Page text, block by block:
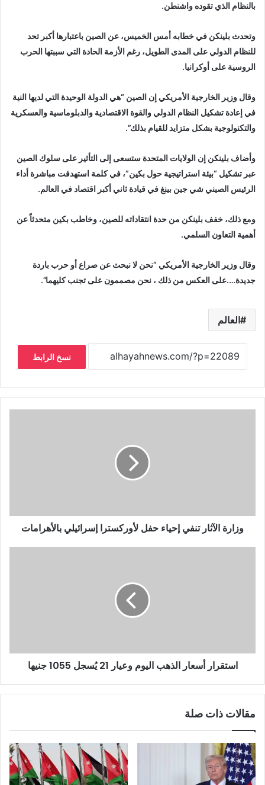
بالنظام الذي تقوده واشنطن.
وتحدث بلينكن في خطابه أمس الخميس، عن الصين باعتبارها أكبر تحد
للنظام الدولي على المدى الطويل، رغم الأزمة الحادة التي سببتها الحرب
الروسية على أوكرانيا.
وقال وزير الخارجية الأمريكي إن الصين “هي الدولة الوحيدة التي لديها النية
في إعادة تشكيل النظام الدولي والقوة الاقتصادية والدبلوماسية والعسكرية
والتكنولوجية بشكل متزايد للقيام بذلك”.
وأضاف بلينكن إن الولايات المتحدة ستسعى إلى التأثير على سلوك الصين
عبر تشكيل “بيئة استراتيجية حول بكين”، في كلمة استهدفت مباشرة أداء
الرئيس الصيني شي جين بينغ في قيادة ثاني أكبر اقتصاد في العالم.
ومع ذلك، خفف بلينكن من حدة انتقاداته للصين، وخاطب بكين متحدثاً عن
أهمية التعاون السلمي.
وقال وزير الخارجية الأمريكي “نحن لا نبحث عن صراع أو حرب باردة
جديدة….على العكس من ذلك ، نحن مصممون على تجنب كليهما”.
العالم
نسخ الرابط
وزارة الآثار تنفي إحياء حفل لأوركسترا إسرائيلي بالأهرامات
استقرار أسعار الذهب اليوم وعيار 21 يُسجل 1055 جنيها
مقالات ذات صلة